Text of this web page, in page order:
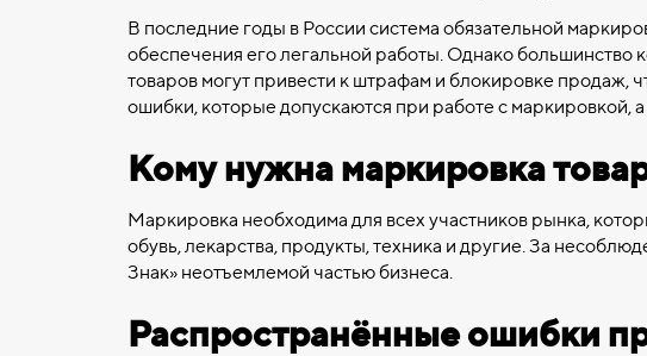
В последние годы в России система обязательной
обеспечения его легальной работы. Однако большинство
товаров могут привести к штрафам и блокировке продаж,
ошибки, которые допускаются при работе с маркировкой,
Кому нужна маркировка
Маркировка необходима для всех участников рынка,
обувь, лекарства, продукты, техника и другие. За
Знак» неотъемлемой частью бизнеса.
Распространённые ошибки